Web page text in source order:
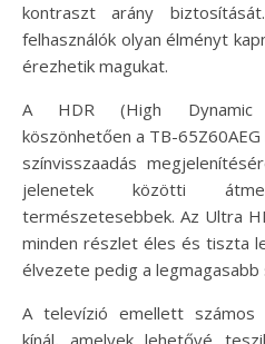
kontraszt arány
felhasználók olyan élményt
érezhetik magukat.
A HDR (High Dynamic
köszönhetően a TB-
színvisszaadás
jelenetek közötti
természetesebbek. Az Ultra
minden részlet éles és tiszta
élvezete pedig a legmagasabb
A televízió emellett számos